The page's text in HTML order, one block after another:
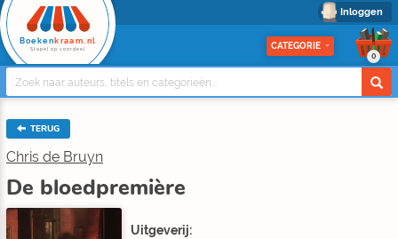
Inloggen
Boeken kraam.nl
Stapel op voordeel CATEGORIE
0
TERUG
Chris de Bruyn
De bloedpremière
Uitgeverij: